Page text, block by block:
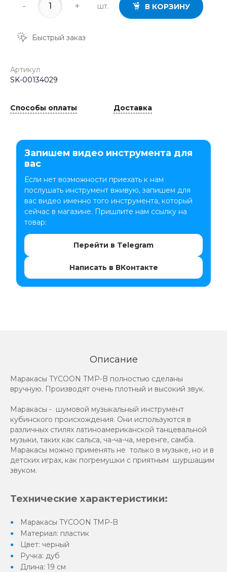
- + шт. В КОРЗИНУ
Быстрый заказ
Артикул
SK-00134029
Способы оплаты Доставка
Запишем видео инструмента для
вас
Если нет возможности приехать к нам
послушать инструмент вживую, запишем для
вас видео именно того инструмента, который
сейчас в магазине. Пришлите нам ссылку на
товар:
Перейти в Telegram
Написать в ВКонтакте
Описание
Маракасы TYCOON TMP-B полностью сделаны
вручную. Производят очень плотный и высокий звук.
Маракасы - шумовой музыкальный инструмент
кубинского происхождения. Они используются в
различных стилях латиноамериканской танцевальной
музыки, таких как сальса, ча-ча-ча, меренге, самба.
Маракасы можно применять не только в музыке, но и в
детских играх, как погремушки с приятным шуршащим
звуком.
Технические характеристики:
Маракасы TYCOON TMP-B
Материал: пластик
Цвет: черный
Ручка: дуб
Длина: 19 см